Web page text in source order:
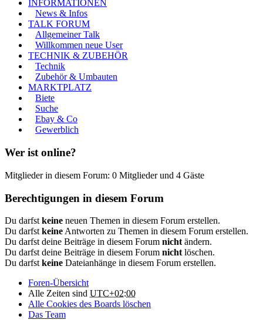
INFORMATIONEN
News & Infos
TALK FORUM
Allgemeiner Talk
Willkommen neue User
TECHNIK & ZUBEHÖR
Technik
Zubehör & Umbauten
MARKTPLATZ
Biete
Suche
Ebay & Co
Gewerblich
Wer ist online?
Mitglieder in diesem Forum: 0 Mitglieder und 4 Gäste
Berechtigungen in diesem Forum
Du darfst keine neuen Themen in diesem Forum erstellen.
Du darfst keine Antworten zu Themen in diesem Forum erstellen.
Du darfst deine Beiträge in diesem Forum nicht ändern.
Du darfst deine Beiträge in diesem Forum nicht löschen.
Du darfst keine Dateianhänge in diesem Forum erstellen.
Foren-Übersicht
Alle Zeiten sind UTC+02:00
Alle Cookies des Boards löschen
Das Team